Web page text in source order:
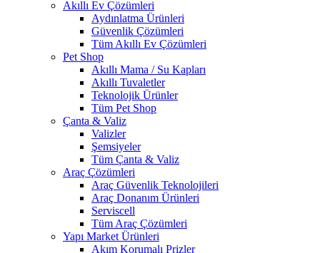
Akıllı Ev Çözümleri
Aydınlatma Ürünleri
Güvenlik Çözümleri
Tüm Akıllı Ev Çözümleri
Pet Shop
Akıllı Mama / Su Kapları
Akıllı Tuvaletler
Teknolojik Ürünler
Tüm Pet Shop
Çanta & Valiz
Valizler
Şemsiyeler
Tüm Çanta & Valiz
Araç Çözümleri
Araç Güvenlik Teknolojileri
Araç Donanım Ürünleri
Serviscell
Tüm Araç Çözümleri
Yapı Market Ürünleri
Akım Korumalı Prizler